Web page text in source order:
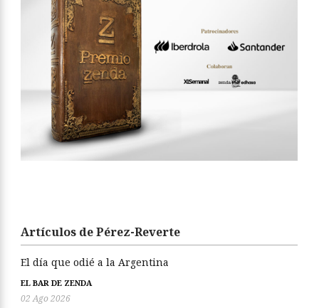
Artículos de Pérez-Reverte
El día que odié a la Argentina
EL BAR DE ZENDA
02 Ago 2026